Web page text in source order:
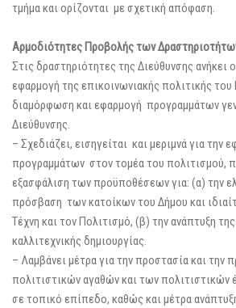
τμήμα και ορίζονται με σχετική απόφαση.
Αρμοδιότητες Προβολής των
Στις δραστηριότητες της Διεύθυνσης ανήκει
εφαρμογή της επικοινωνιακής πολιτικής του
διαμόρφωση και εφαρμογή προγραμμάτων
Διεύθυνσης.
– Σχεδιάζει, εισηγείται και μεριμνά για την
προγραμμάτων στον τομέα του πολιτισμού,
εξασφάλιση των προϋποθέσεων για: (α) την
πρόσβαση των κατοίκων του Δήμου και
Τέχνη και τον Πολιτισμό, (β) την ανάπτυξη
καλλιτεχνικής δημιουργίας.
– Λαμβάνει μέτρα για την προστασία και την
πολιτιστικών αγαθών και των πολιτιστικών
σε τοπικό επίπεδο, καθώς και μέτρα